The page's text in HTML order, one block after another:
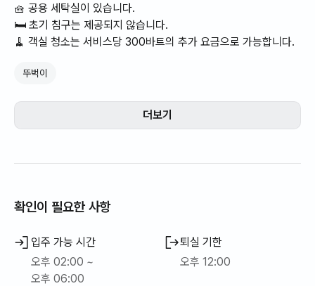
🧺 공용 세탁실이 있습니다.
🛏️ 초기 침구는 제공되지 않습니다.
🧹 객실 청소는 서비스당 300바트의 추가 요금으로 가능합니다.
뚜벅이
더보기
확인이 필요한 사항
입주 가능 시간
오후 02:00 ~
오후 06:00
퇴실 기한
오후 12:00